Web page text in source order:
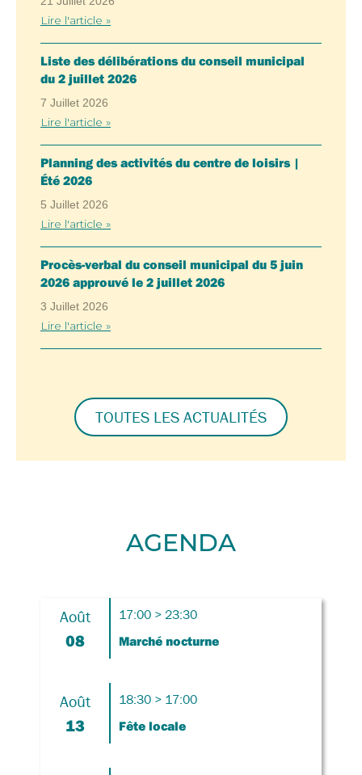
Lire l'article »
Liste des délibérations du conseil municipal
du 2 juillet 2026
7 Juillet 2026
Lire l'article »
Planning des activités du centre de loisirs |
Été 2026
5 Juillet 2026
Lire l'article »
Procès-verbal du conseil municipal du 5 juin
2026 approuvé le 2 juillet 2026
3 Juillet 2026
Lire l'article »
TOUTES LES ACTUALITÉS
AGENDA
Août
08
17:00 > 23:30
Marché nocturne
Août
13
18:30 > 17:00
Fête locale